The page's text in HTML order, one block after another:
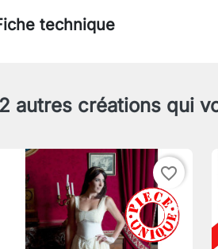
technique
autres créations qui
favorite_border